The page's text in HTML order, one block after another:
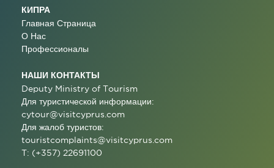
КИПРА
Главная Страница
О Нас
Профессионалы
НАШИ КОНТАКТЫ
Deputy Ministry of Tourism
Для туристической информации:
cytour@visitcyprus.com
Для жалоб туристов:
touristcomplaints@visitcyprus.com
T: (+357) 22691100